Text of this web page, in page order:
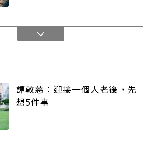
譚敦慈：迎接一個人老後，先
想5件事